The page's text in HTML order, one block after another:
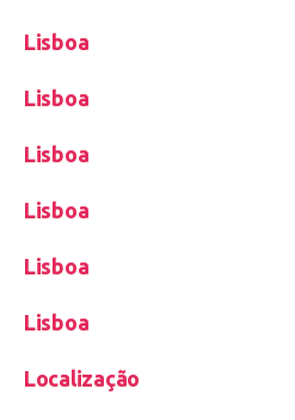
Lisboa
Lisboa
Lisboa
Lisboa
Lisboa
Lisboa
Localização